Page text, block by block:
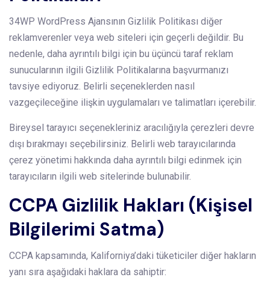
34WP WordPress Ajansının Gizlilik Politikası diğer
reklamverenler veya web siteleri için geçerli değildir. Bu
nedenle, daha ayrıntılı bilgi için bu üçüncü taraf reklam
sunucularının ilgili Gizlilik Politikalarına başvurmanızı
tavsiye ediyoruz. Belirli seçeneklerden nasıl
vazgeçileceğine ilişkin uygulamaları ve talimatları içerebilir.
Bireysel tarayıcı seçenekleriniz aracılığıyla çerezleri devre
dışı bırakmayı seçebilirsiniz. Belirli web tarayıcılarında
çerez yönetimi hakkında daha ayrıntılı bilgi edinmek için
tarayıcıların ilgili web sitelerinde bulunabilir.
CCPA Gizlilik Hakları (Kişisel
Bilgilerimi Satma)
CCPA kapsamında, Kaliforniya’daki tüketiciler diğer hakların
yanı sıra aşağıdaki haklara da sahiptir: